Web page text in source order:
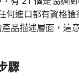
何進口都有資格
品描述層面，這
驟